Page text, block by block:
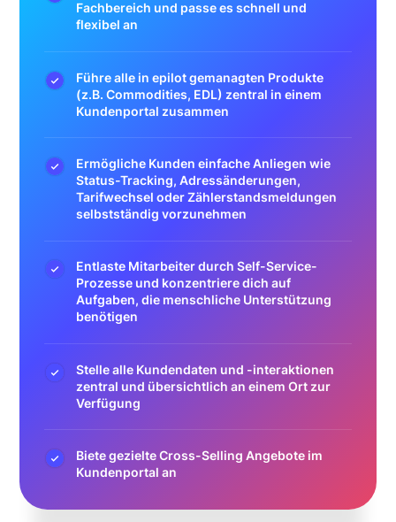
Fachbereich und passe es schnell und
flexibel an
Führe alle in epilot gemanagten Produkte
(z.B. Commodities, EDL) zentral in einem
Kundenportal zusammen
Ermögliche Kunden einfache Anliegen wie
Status-Tracking, Adressänderungen,
Tarifwechsel oder Zählerstandsmeldungen
selbstständig vorzunehmen
Entlaste Mitarbeiter durch Self-Service-
Prozesse und konzentriere dich auf
Aufgaben, die menschliche Unterstützung
benötigen
Stelle alle Kundendaten und -interaktionen
zentral und übersichtlich an einem Ort zur
Verfügung
Biete gezielte Cross-Selling Angebote im
Kundenportal an